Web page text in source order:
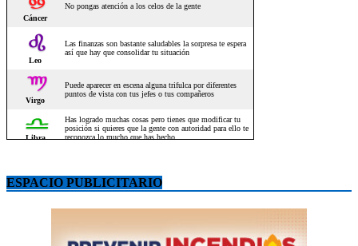
ESPACIO PUBLICITARIO